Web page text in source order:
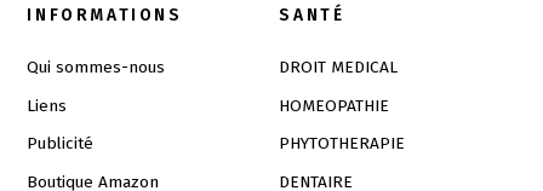
INFORMATIONS
Qui sommes-nous
Liens
Publicité
Boutique Amazon
SANTÉ
DROIT MEDICAL
HOMEOPATHIE
PHYTOTHERAPIE
DENTAIRE